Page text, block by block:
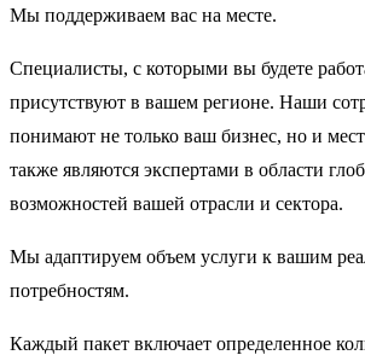
Мы поддерживаем вас на месте.
Специалисты, с которыми вы будете
присутствуют в вашем регионе. Наши
понимают не только ваш бизнес, но и
также являются экспертами в области
возможностей вашей отрасли и сектора.
Мы адаптируем объем услуги к вашим
потребностям.
Каждый пакет включает определенное